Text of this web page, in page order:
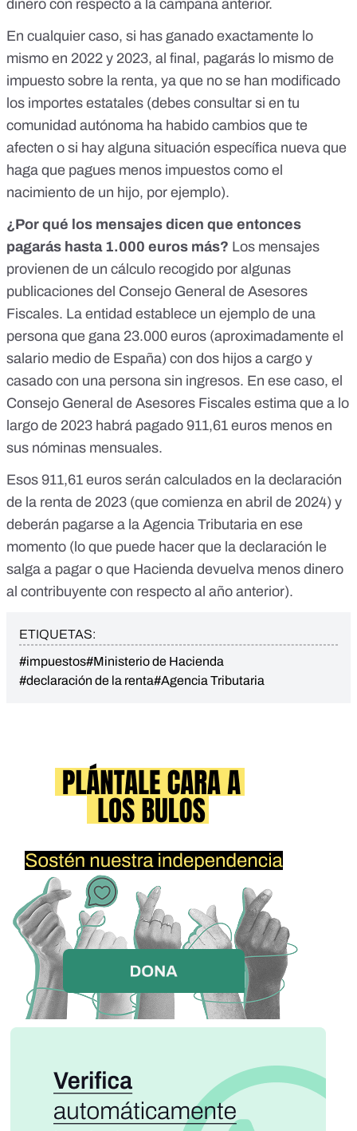
dinero con respecto a la campaña anterior.
En cualquier caso, si has ganado exactamente lo
mismo en 2022 y 2023, al final, pagarás lo mismo de
impuesto sobre la renta, ya que no se han modificado
los importes estatales (debes consultar si en tu
comunidad autónoma ha habido cambios que te
afecten o si hay alguna situación específica nueva que
haga que pagues menos impuestos como el
nacimiento de un hijo, por ejemplo).
¿Por qué los mensajes dicen que entonces
pagarás hasta 1.000 euros más? Los mensajes
provienen de un cálculo recogido por algunas
publicaciones del Consejo General de Asesores
Fiscales. La entidad establece un ejemplo de una
persona que gana 23.000 euros (aproximadamente el
salario medio de España) con dos hijos a cargo y
casado con una persona sin ingresos. En ese caso, el
Consejo General de Asesores Fiscales estima que a lo
largo de 2023 habrá pagado 911,61 euros menos en
sus nóminas mensuales.
Esos 911,61 euros serán calculados en la declaración
de la renta de 2023 (que comienza en abril de 2024) y
deberán pagarse a la Agencia Tributaria en ese
momento (lo que puede hacer que la declaración le
salga a pagar o que Hacienda devuelva menos dinero
al contribuyente con respecto al año anterior).
ETIQUETAS:
#impuestos#Ministerio de Hacienda
#declaración de la renta#Agencia Tributaria